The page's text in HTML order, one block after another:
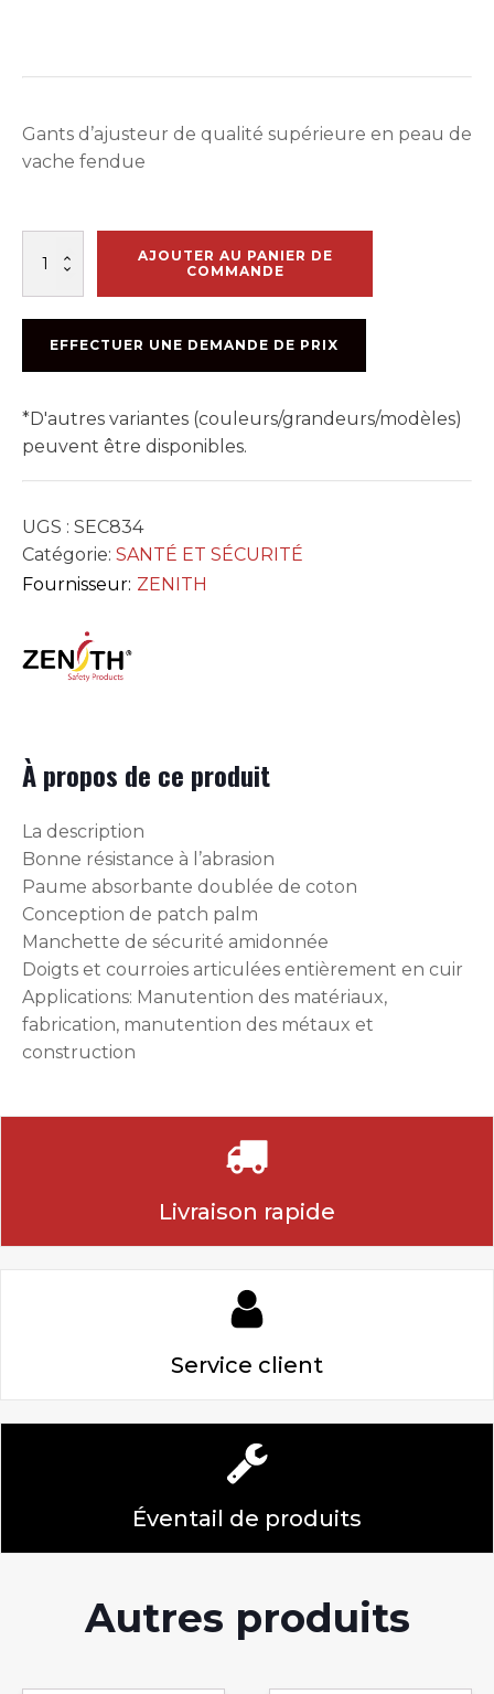
Gants d’ajusteur de qualité supérieure en peau de
vache fendue
GANT
SAN636
AJOUTER AU PANIER DE
COMMANDE
EFFECTUER UNE DEMANDE DE PRIX
*D'autres variantes (couleurs/grandeurs/modèles)
peuvent être disponibles.
UGS : SEC834
Catégorie: SANTÉ ET SÉCURITÉ
Fournisseur: ZENITH
À propos de ce produit
La description
Bonne résistance à l’abrasion
Paume absorbante doublée de coton
Conception de patch palm
Manchette de sécurité amidonnée
Doigts et courroies articulées entièrement en cuir
Applications: Manutention des matériaux,
fabrication, manutention des métaux et
construction
Livraison rapide
Service client
Éventail de produits
Autres produits